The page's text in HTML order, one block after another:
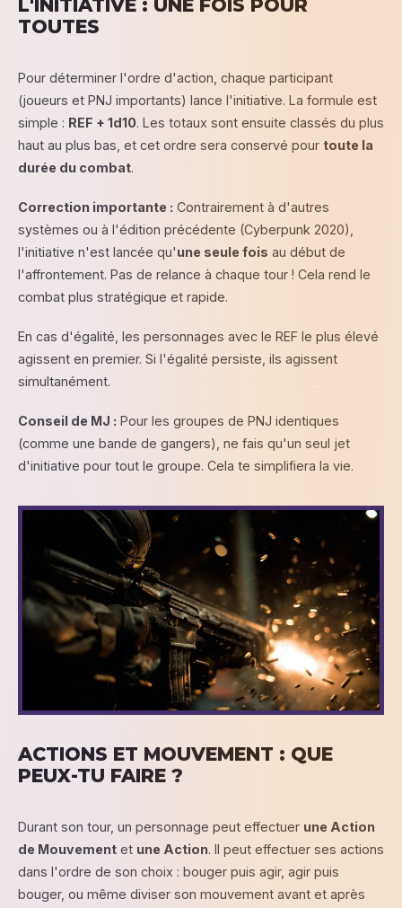
L'INITIATIVE : UNE FOIS POUR
TOUTES
Pour déterminer l'ordre d'action, chaque participant
(joueurs et PNJ importants) lance l'initiative. La formule est
simple : REF + 1d10. Les totaux sont ensuite classés du plus
haut au plus bas, et cet ordre sera conservé pour toute la
durée du combat.
Correction importante : Contrairement à d'autres
systèmes ou à l'édition précédente (Cyberpunk 2020),
l'initiative n'est lancée qu'une seule fois au début de
l'affrontement. Pas de relance à chaque tour ! Cela rend le
combat plus stratégique et rapide.
En cas d'égalité, les personnages avec le REF le plus élevé
agissent en premier. Si l'égalité persiste, ils agissent
simultanément.
Conseil de MJ : Pour les groupes de PNJ identiques
(comme une bande de gangers), ne fais qu'un seul jet
d'initiative pour tout le groupe. Cela te simplifiera la vie.
ACTIONS ET MOUVEMENT : QUE
PEUX-TU FAIRE ?
Durant son tour, un personnage peut effectuer une Action
de Mouvement et une Action. Il peut effectuer ses actions
dans l'ordre de son choix : bouger puis agir, agir puis
bouger, ou même diviser son mouvement avant et après